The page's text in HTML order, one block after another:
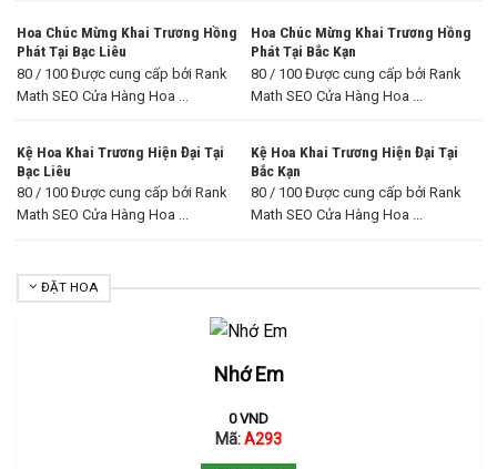
Hoa Chúc Mừng Khai Trương Hồng
Phát Tại Bạc Liêu
80 / 100 Được cung cấp bởi Rank
Math SEO Cửa Hàng Hoa ...
Hoa Chúc Mừng Khai Trương Hồng
Phát Tại Bắc Kạn
80 / 100 Được cung cấp bởi Rank
Math SEO Cửa Hàng Hoa ...
Kệ Hoa Khai Trương Hiện Đại Tại
Bạc Liêu
80 / 100 Được cung cấp bởi Rank
Math SEO Cửa Hàng Hoa ...
Kệ Hoa Khai Trương Hiện Đại Tại
Bắc Kạn
80 / 100 Được cung cấp bởi Rank
Math SEO Cửa Hàng Hoa ...
ĐẶT HOA
Nhớ Em
0VND
Mã:A293